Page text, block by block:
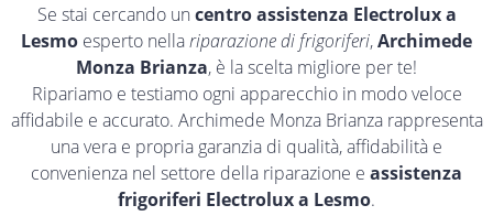
Se stai cercando un centro assistenza Electrolux a
Lesmo esperto nellariparazione di frigoriferi,Archimede
Monza Brianza, è la scelta migliore per te!
Ripariamo e testiamo ogni apparecchio in modo veloce
affidabile e accurato. Archimede Monza Brianza rappresenta
una vera e propria garanzia di qualità, affidabilità e
convenienza nel settore della riparazione e assistenza
frigoriferi Electrolux a Lesmo.